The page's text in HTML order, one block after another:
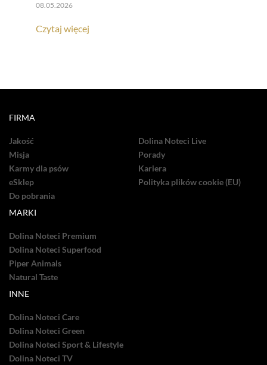
08.05.2026
Czytaj więcej
FIRMA
Jakość
Misja
Karmy dla psów
eSklep
Do pobrania
Dolina Noteci Live
Porady
Kariera
Polityka plików cookie (EU)
MARKI
Dolina Noteci Premium
Dolina Noteci Superfood
Piper Animals
Natural Taste
INNE
Dolina Noteci Care
Dolina Noteci Green
Dolina Noteci Sport & Lifestyle
Dolina Noteci TV